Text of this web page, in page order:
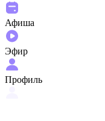
Афиша
Эфир
Профиль